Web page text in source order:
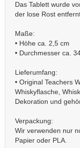
Das Tablett wurde
der lose Rost
Maße:
• Höhe ca. 2,5 cm
• Durchmesser ca.
Lieferumfang:
• Original Teachers
Whiskyflasche,
Dekoration und
Verpackung:
Wir verwenden nur
Papier oder PLA.